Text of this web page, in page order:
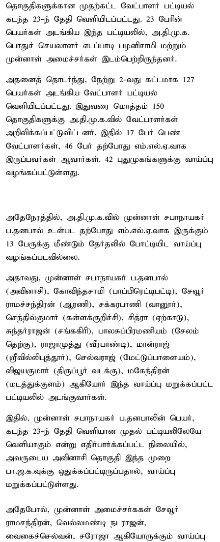
தொகுதிகளுக்கான முதற்கட்ட வேட்பாளர் பட்டியல்
கடந்த 23-ந் தேதி வெளியிடப்பட்டது. 23 பேரின்
பெயர்கள் அடங்கிய இந்த பட்டியலில், அ.தி.மு.க.
பொதுச் செயலாளர் எடப்பாடி பழனிசாமி மற்றும்
முன்னாள் அமைச்சர்கள் இடம்பெற்றிருந்தனர்.
அதனைத் தொடர்ந்து, நேற்று 2-வது கட்டமாக 127
பெயர்கள் அடங்கிய வேட்பாளர் பட்டியல்
வெளியிடப்பட்டது. இதுவரை மொத்தம் 150
தொகுதிகளுக்கு அ.தி.மு.க.வில் வேட்பாளர்கள்
அறிவிக்கப்பட்டுவிட்டனர். இதில் 17 பேர் பெண்
வேட்பாளர்கள், 46 பேர் தற்போது எம்.எல்.ஏ.வாக
இருப்பவர்கள் ஆவார்கள். 42 புதுமுகங்களுக்கு வாய்ப்பு
வழங்கப்பட்டுள்ளது.
அதேநேரத்தில், அ.தி.மு.க.வில் முன்னாள் சபாநாயகர்
ப.தனபால் உள்பட தற்போது எம்.எல்.ஏ.வாக இருக்கும்
13 பேருக்கு மீண்டும் தேர்தலில் போட்டியிட வாய்ப்பு
வழங்கப்படவில்லை.
அதாவது, முன்னாள் சபாநாயகர் ப.தனபால்
(அவினாசி), கோவிந்தசாமி (பாப்பிரெட்டிபட்டி), சேவூர்
ராமச்சந்திரன் (ஆரணி), சக்கரபாணி (வானூர்),
செந்தில்குமார் (கள்ளக்குறிச்சி), சித்ரா (ஏற்காடு),
சுந்தர்ராஜன் (சங்ககிரி), பாலசுப்பிரமணியம் (சேலம்
தெற்கு), ராஜாமுத்து (வீரபாண்டி), மான்ராஜ்
(ஸ்ரீவில்லிபுத்தூர்), செல்வராஜ் (மேட்டுப்பாளையம்),
விஜயகுமார் (திருப்பூர் வடக்கு), மகேந்திரன்
(மடத்துக்குளம்) ஆகியோர் இந்த வாய்ப்பு மறுக்கப்பட்ட
பட்டியலில் அடங்குவார்கள்.
இதில், முன்னாள் சபாநாயகர் ப.தனபாலின் பெயர்,
கடந்த 23-ந் தேதி வெளியான முதல் பட்டியலிலேயே
வெளியாகும் என்று எதிர்பார்க்கப்பட்ட நிலையில்,
அவருடைய அவினாசி தொகுதி இந்த முறை
பா.ஜ.க.வுக்கு ஒதுக்கப்பட்டிருப்பதால், வாய்ப்பு
மறுக்கப்பட்டுள்ளது.
அதேபோல், முன்னாள் அமைச்சர்ககள் சேவூர்
ராமசந்திரன், வெல்லமண்டி நடராஜன்,
வைகைச்செல்வன், சரோஜா ஆகியோருக்கும் வாய்ப்பு